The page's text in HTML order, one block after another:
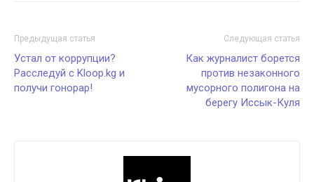
Предыдущая статья
Устал от коррупции?
Расследуй с Kloop.kg и
получи гонорар!
Следующая статья
Как журналист борется
против незаконного
мусорного полигона на
берегу Иссык-Куля